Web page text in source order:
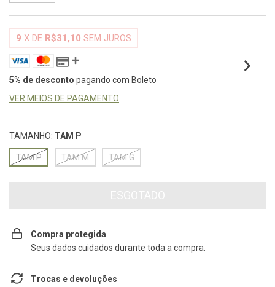
9 X DE R$31,10 SEM JUROS
5% de desconto pagando com Boleto
VER MEIOS DE PAGAMENTO
TAMANHO: TAM P
TAM P TAM M TAM G
Compra protegida
Seus dados cuidados durante toda a compra.
Trocas e devoluções